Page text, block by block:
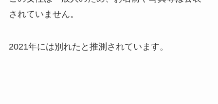
されていません。
2021年には別れたと推測されています。